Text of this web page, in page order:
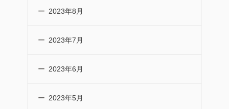
2023年8月
2023年7月
2023年6月
2023年5月